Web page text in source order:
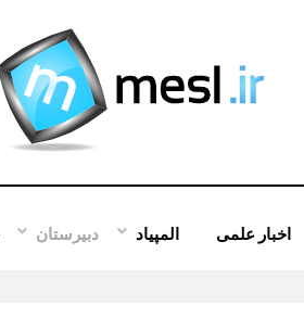
اخبار علمی المپیاد دبیرستان